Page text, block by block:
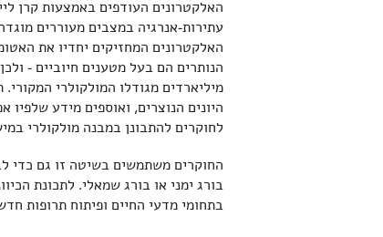
האלקטרונים העודפים באמצעות קרן
עתירות-אנרגיה במצבים מעוררים
האלקטרונים המחזיקים יחדיו את
הנותרים הם בעל מטענים חיוביים -
מיליארדים מגודלו המולקולרי
היונים הנוצרים, ואוספים מידע
לחוקרים להתבונן במבנה מולקולרי
החוקרים משתמשים בשיטה זו גם כדי
בורג ימני או בורג שמאלי. לתכונת
בתחומי מדעי החיים ופיתוח תרופות